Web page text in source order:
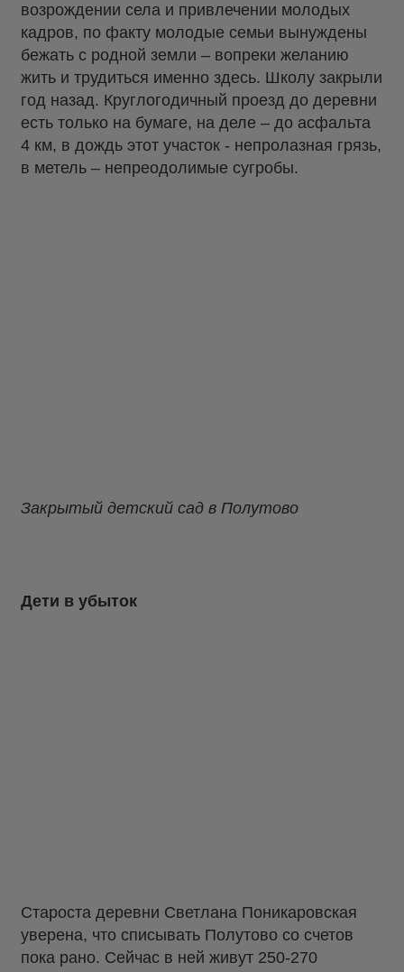
возрождении села и привлечении молодых
кадров, по факту молодые семьи вынуждены
бежать с родной земли – вопреки желанию
жить и трудиться именно здесь. Школу закрыли
год назад. Круглогодичный проезд до деревни
есть только на бумаге, на деле – до асфальта
4 км, в дождь этот участок - непролазная грязь,
в метель – непреодолимые сугробы.
Закрытый детский сад в Полутово
Дети в убыток
Староста деревни Светлана Поникаровская
уверена, что списывать Полутово со счетов
пока рано. Сейчас в ней живут 250-270